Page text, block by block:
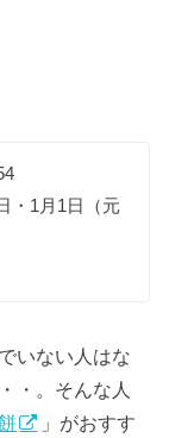
・1月1日（元
いない人はな
・。そんな人
」がおすす